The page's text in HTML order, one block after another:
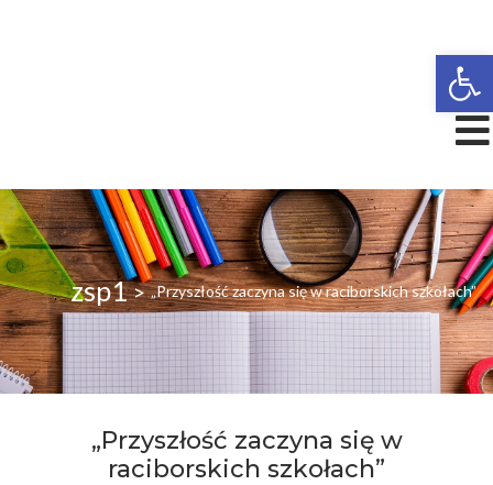
zsp1 > „Przyszłość zaczyna się w raciborskich szkołach”
„Przyszłość zaczyna się w
raciborskich szkołach”